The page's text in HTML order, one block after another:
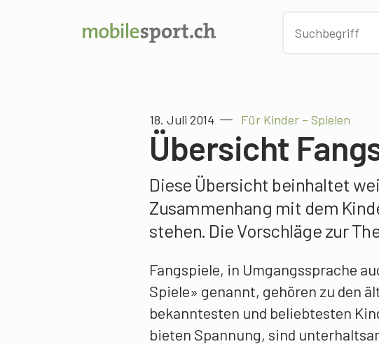
18. Juli 2014 Für Kinder – Spielen
Übersicht
Diese Übersicht beinhaltet
Zusammenhang mit dem
stehen. Die Vorschläge zur
Fangspiele, in Umgangssprache
Spiele» genannt, gehören zu den
bekanntesten und beliebtesten
bieten Spannung, sind